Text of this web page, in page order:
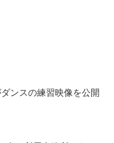
ンスの練習映像を公開